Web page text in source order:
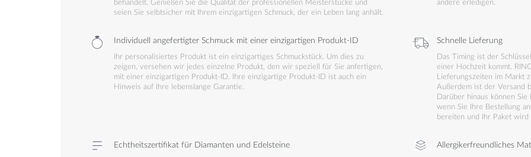
behandelt. Genießen Sie die Qualität der professionellen Meisterstücke und
seien Sie selbtsicher mit Ihrem einzigartigen Schmuck, der ein Leben lang anhält.
andere erledigen.
Individuell angefertigter Schmuck mit einer einzigartigen Produkt-ID
Ihr personalisiertes Produkt ist ein einzigartiges Schmuckstück. Um dies zu
zeigen, versehen wir jedes einzelne Produkt, den wir speziell für Sie anfertigen,
mit einer einzigartigen Produkt-ID. Ihre einzigartige Produkt-ID ist auch ein
Hinweis auf Ihre lebenslange Garantie.
Schnelle Lieferung
Das Timing ist der
einer Hochzeit kommt.
Lieferungszeiten im Markt
Außerdem ist der Versand
Darüber hinaus können
wenn Sie Ihre Bestellung
bereiten und Ihr Paket
Echtheitszertifikat für Diamanten und Edelsteine Allergikerfreundliches